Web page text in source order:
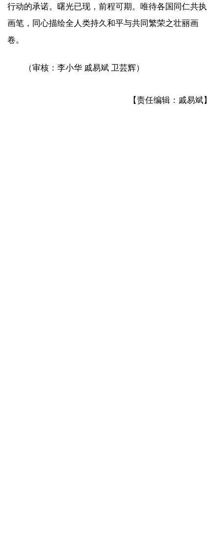
行动的承诺。曙光已现，前程可期。唯待各国同仁共执
画笔，同心描绘全人类持久和平与共同繁荣之壮丽画
卷。
（审核：李小华 戚易斌 卫芸辉）
【责任编辑：戚易斌】